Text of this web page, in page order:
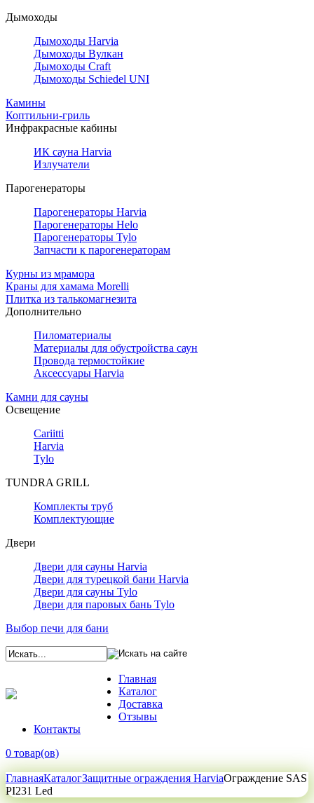
Дымоходы
Дымоходы Harvia
Дымоходы Вулкан
Дымоходы Craft
Дымоходы Schiedel UNI
Камины
Коптильни-гриль
Инфракрасные кабины
ИК сауна Harvia
Излучатели
Парогенераторы
Парогенераторы Harvia
Парогенераторы Helo
Парогенераторы Tylo
Запчасти к парогенераторам
Курны из мрамора
Краны для хамама Morelli
Плитка из талькомагнезита
Дополнительно
Пиломатериалы
Материалы для обустройства саун
Провода термостойкие
Аксессуары Harvia
Камни для сауны
Освещение
Cariitti
Harvia
Tylo
TUNDRA GRILL
Комплекты труб
Комплектующие
Двери
Двери для сауны Harvia
Двери для турецкой бани Harvia
Двери для сауны Tylo
Двери для паровых бань Tylo
Выбор печи для бани
Главная
Каталог
Доставка
Отзывы
Контакты
0 товар(ов)
ГлавнаяКаталогЗащитные ограждения HarviaОграждение SAS
PI231 Led